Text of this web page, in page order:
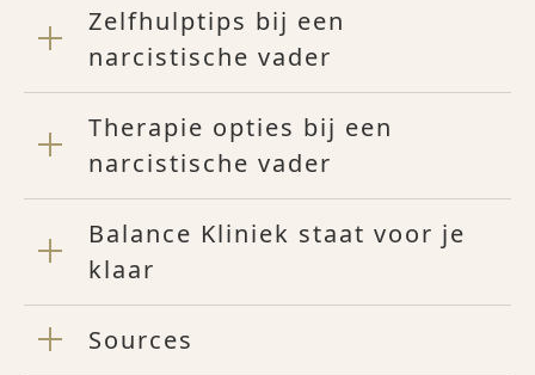
Zelfhulptips bij een
narcistische vader
Therapie opties bij een
narcistische vader
Balance Kliniek staat voor je
klaar
Sources